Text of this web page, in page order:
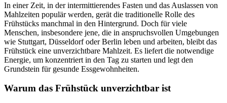
In einer Zeit, in der intermittierendes Fasten und das Auslassen von
Mahlzeiten populär werden, gerät die traditionelle Rolle des
Frühstücks manchmal in den Hintergrund. Doch für viele
Menschen, insbesondere jene, die in anspruchsvollen Umgebungen
wie Stuttgart, Düsseldorf oder Berlin leben und arbeiten, bleibt das
Frühstück eine unverzichtbare Mahlzeit. Es liefert die notwendige
Energie, um konzentriert in den Tag zu starten und legt den
Grundstein für gesunde Essgewohnheiten.
Warum das Frühstück unverzichtbar ist